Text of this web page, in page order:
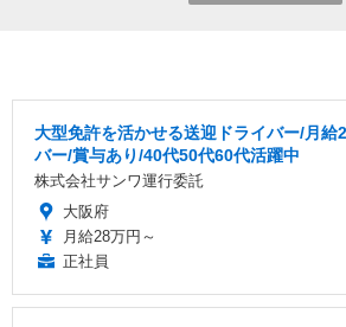
大型免許を活かせる送迎ドライバー/月給
バー/賞与あり/40代50代60代活躍中
株式会社サンワ運行委託
大阪府
月給28万円～
正社員